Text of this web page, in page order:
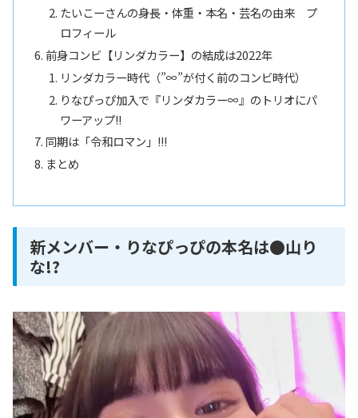
たいこーさんの身長・体重・本名・芸名の由来 プ
ロフィール
前身コンビ【リンダカラー】の結成は2022年
リンダカラー時代（”∞”が付く前のコンビ時代）
りなぴっぴ加入で『リンダカラー∞』のトリオにパ
ワーアップ!!
同期は「令和ロマン」!!!
まとめ
新メンバー・りなぴっぴの本名は●山り
な!?